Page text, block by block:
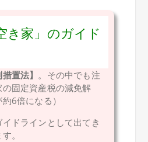
き家」のガイド
置法】 。その中でも注
固定資産税の減免解
6倍になる）
ドラインとして出てき
。